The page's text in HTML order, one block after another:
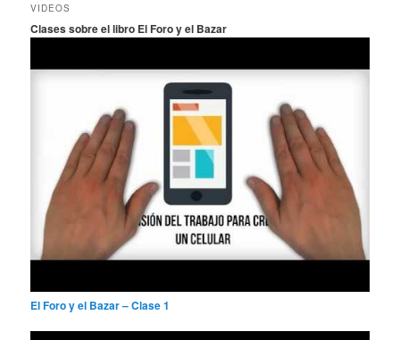
c
r
VIDEOS
Clases sobre el libro El Foro y el Bazar
El Foro y el Bazar – Clase 1